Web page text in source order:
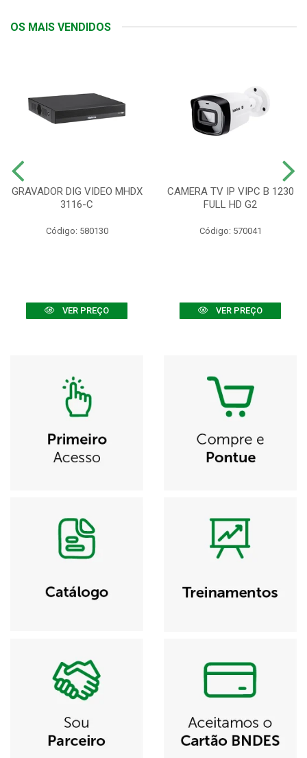
OS MAIS VENDIDOS
GRAVADOR DIG VIDEO MHDX
3116-C
Código: 580130
VER PREÇO
CAMERA TV IP VIPC B 1230
FULL HD G2
Código: 570041
VER PREÇO